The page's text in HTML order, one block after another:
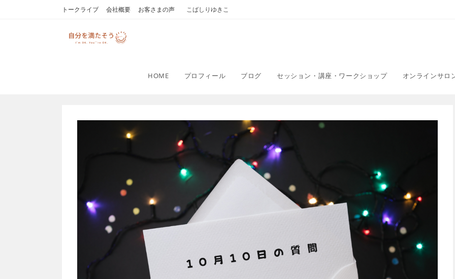
トークライブ 会社概要 お客さまの声 こばしりゆきこ
HOME プロフィール ブログ セッション・講座・ワークショップ オンラインサロ